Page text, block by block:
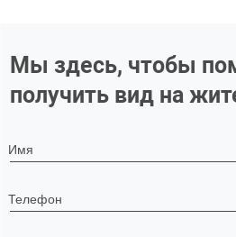
Мы здесь, чтобы
получить вид на
Имя
Телефон